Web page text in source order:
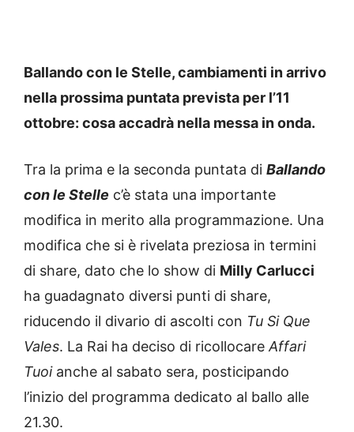
Ballando con le Stelle, cambiamenti in arrivo
nella prossima puntata prevista per l’11
ottobre: cosa accadrà nella messa in onda.
Tra la prima e la seconda puntata di Ballando
con le Stelle c’è stata una importante
modifica in merito alla programmazione. Una
modifica che si è rivelata preziosa in termini
di share, dato che lo show di Milly Carlucci
ha guadagnato diversi punti di share,
riducendo il divario di ascolti con Tu Si Que
Vales. La Rai ha deciso di ricollocareAffari
Tuoianche al sabato sera, posticipando
l’inizio del programma dedicato al ballo alle
21.30.